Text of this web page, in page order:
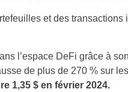
et des transactions
l’espace DeFi grâce à
de plus de 270 % sur
1,35 $ en février 2024.